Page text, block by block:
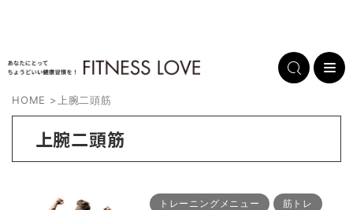
HOME > 上腕二頭筋
上腕二頭筋
トレーニングメニュー 筋トレ